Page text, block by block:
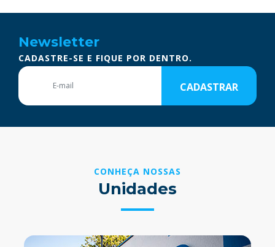
Newsletter
CADASTRE-SE E FIQUE POR DENTRO.
CADASTRAR
CONHEÇA NOSSAS
Unidades